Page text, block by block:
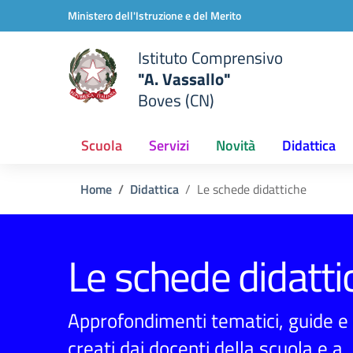
Vai ai contenuti
Vai al menu di navigazioneMinistero dell'Istruzione e del Merito
Istituto Comprensivo
"A. Vassallo"
Boves (CN)
Scuola Servizi Novità Didattica
Home Didattica Le schede didattiche
Le schede
Approfondimenti tematici, guide e